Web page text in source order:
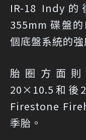
IR-18 Indy
355mm 碟盤
個底盤系統的強
胎圈方面則
20×10.5和後
Firestone
季胎。